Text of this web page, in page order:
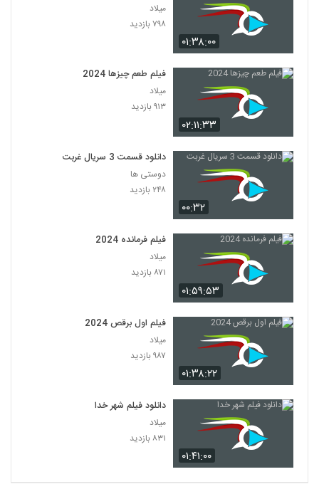
۰۱:۳۸:۰۰
میلاد
۷۹۸ بازدید
۰۲:۱۱:۳۳
فیلم طعم چیزها 2024
میلاد
۹۱۳ بازدید
۰۰:۳۲
دانلود قسمت 3 سریال غربت
دوستی ها
۲۴۸ بازدید
۰۱:۵۹:۵۳
فیلم فرمانده 2024
میلاد
۸۷۱ بازدید
۰۱:۳۸:۲۲
فیلم اول برقص 2024
میلاد
۹۸۷ بازدید
۰۱:۴۱:۰۰
دانلود فیلم شهر خدا
میلاد
۸۳۱ بازدید